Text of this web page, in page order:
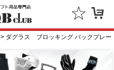
> ダグラス ブロッキング バックプレー